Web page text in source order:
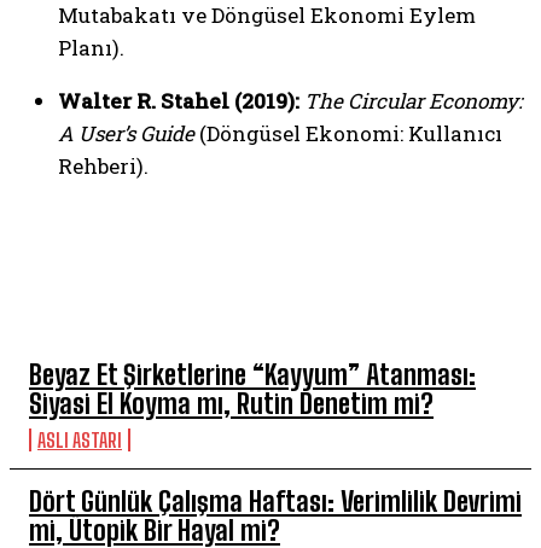
Beyaz Et Şirketlerine “Kayyum” Atanması:
Siyasi El Koyma mı, Rutin Denetim mi?
ASLI ASTARI
Dört Günlük Çalışma Haftası: Verimlilik Devrimi
mi, Ütopik Bir Hayal mi?
Mutabakatı ve Döngüsel Ekonomi Eylem
Planı).
Walter R. Stahel (2019): The Circular Economy:
A User’s Guide(Döngüsel Ekonomi: Kullanıcı
Rehberi).